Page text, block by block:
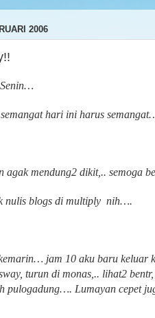
2006
hari ini harus
agak mendung2 dikit,.. semoga
nulis blogs di multiply nih….
jam 10 aku baru keluar
turun di monas,.. lihat2
pulogadung…. Lumayan cepet